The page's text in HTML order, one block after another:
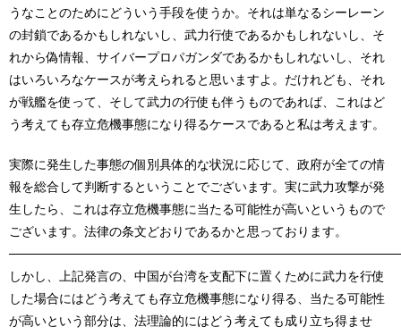
うなことのためにどういう手段を使うか。それは単なるシーレーン
の封鎖であるかもしれないし、武力行使であるかもしれないし、そ
れから偽情報、サイバープロパガンダであるかもしれないし、それ
はいろいろなケースが考えられると思いますよ。だけれども、それ
が戦艦を使って、そして武力の行使も伴うものであれば、これはど
う考えても存立危機事態になり得るケースであると私は考えます。
実際に発生した事態の個別具体的な状況に応じて、政府が全ての情
報を総合して判断するということでございます。実に武力攻撃が発
生したら、これは存立危機事態に当たる可能性が高いというもので
ございます。法律の条文どおりであるかと思っております。
しかし、上記発言の、中国が台湾を支配下に置くために武力を行使
した場合にはどう考えても存立危機事態になり得る、当たる可能性
が高いという部分は、法理論的にはどう考えても成り立ち得ませ